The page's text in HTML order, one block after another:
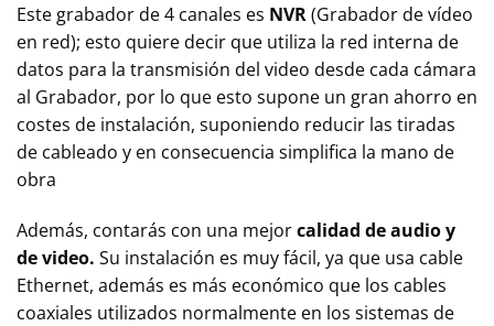
Este grabador de 4 canales es NVR(Grabador de vídeo
en red); esto quiere decir que utiliza la red interna de
datos para la transmisión del video desde cada cámara
al Grabador, por lo que esto supone un gran ahorro en
costes de instalación, suponiendo reducir las tiradas
de cableado y en consecuencia simplifica la mano de
obra
Además, contarás con una mejorcalidad de audio y
de video. Su instalación es muy fácil, ya que usa cable
Ethernet, además es más económico que los cables
coaxiales utilizados normalmente en los sistemas de